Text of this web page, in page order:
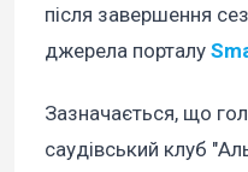
після завершення
джерела порталу
Зазначається, що
саудівський клуб